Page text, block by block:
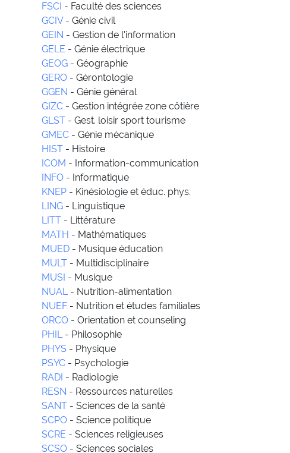
FSCI - Faculté des sciences
GCIV- Génie civil
GEIN - Gestion de l'information
GELE - Génie électrique
GEOG - Géographie
GERO - Gérontologie
GGEN - Génie général
GIZC - Gestion intégrée zone côtière
GLST - Gest. loisir sport tourisme
GMEC - Génie mécanique
HIST - Histoire
ICOM - Information-communication
INFO - Informatique
KNEP - Kinésiologie et éduc. phys.
LING - Linguistique
LITT - Littérature
MATH - Mathématiques
MUED - Musique éducation
MULT - Multidisciplinaire
MUSI - Musique
NUAL - Nutrition-alimentation
NUEF - Nutrition et études familiales
ORCO - Orientation et counseling
PHIL - Philosophie
PHYS - Physique
PSYC - Psychologie
RADI - Radiologie
RESN - Ressources naturelles
SANT - Sciences de la santé
SCPO - Science politique
SCRE - Sciences religieuses
SCSO - Sciences sociales